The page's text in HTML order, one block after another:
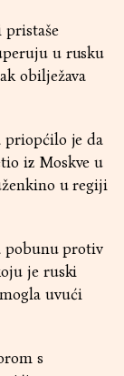
pristaše
u rusku
obilježava
priopćilo je da
iz Moskve u
u regiji
pobunu protiv
je ruski
uvući
s